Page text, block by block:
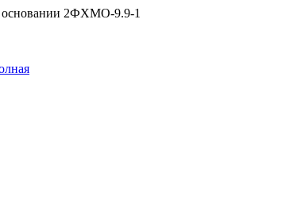
основании 2ФХМО-9.9-1